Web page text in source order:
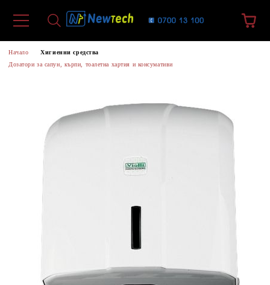
Начало
Хигиенни средства
Дозатори за сапун, кърпи, тоалетна хартия и консумативи